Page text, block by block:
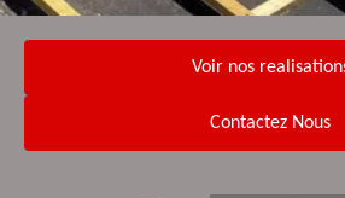
Voir nos
Contactez Nous